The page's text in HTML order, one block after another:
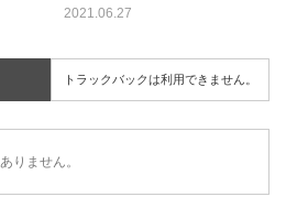
2021.06.27
トラックバックは利用できません。
りません。